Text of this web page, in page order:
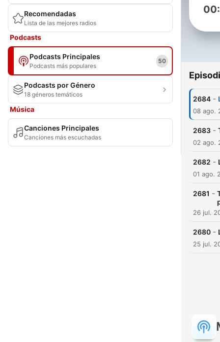
Recomendadas
Lista de las mejores radios
Podcasts
Podcasts Principales
Podcasts más populares
50
Podcasts por Género
18 géneros temáticos
Música
Canciones Principales
Canciones más escuchadas
2684 -
08 ago.
2683 -
02 ago.
2682 -
01 ago.
2681 -
26 jul.
2680 -
25 jul.